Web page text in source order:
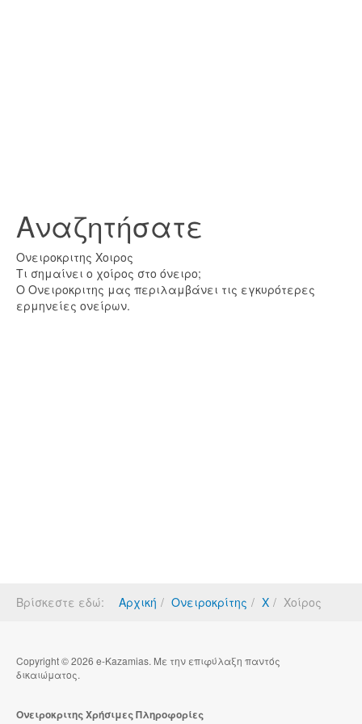
Αναζητήσατε
Ονειροκριτης Χοιρος
Τι σημαίνει ο χοίρος στο όνειρο;
Ο Ονειροκριτης μας περιλαμβάνει τις εγκυρότερες
ερμηνείες ονείρων.
Βρίσκεστε εδώ: Αρχική Ονειροκρίτης Χ Χοίρος
Copyright © 2026 e-Kazamias. Με την επιφύλαξη παντός
δικαιώματος.
Ονειροκριτης Χρήσιμες Πληροφορίες